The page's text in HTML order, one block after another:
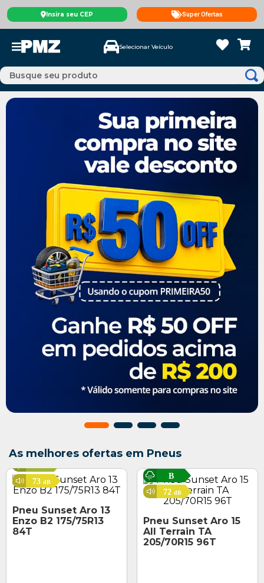
Insira seu CEP Super Ofertas
Selecionar Veículo
As melhores ofertas em Pneus
F
73 dB
Pneu Sunset Aro 13
Enzo B2 175/75R13
84T
B
72 dB
Pneu Sunset Aro 15
All Terrain TA
205/70R15 96T